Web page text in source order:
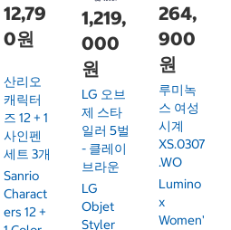
12,79
0원
산리오
캐릭터
즈 12 + 1
사인펜
세트 3개
Sanrio
Charact
Ers 12 +
1,219,
000
원
LG 오브
제 스타
일러 5벌
- 클레이
브라운
LG
Objet
Styler
264,
900
원
루미녹
스 여성
시계
XS.0307
.WO
Lumino
X
Women'